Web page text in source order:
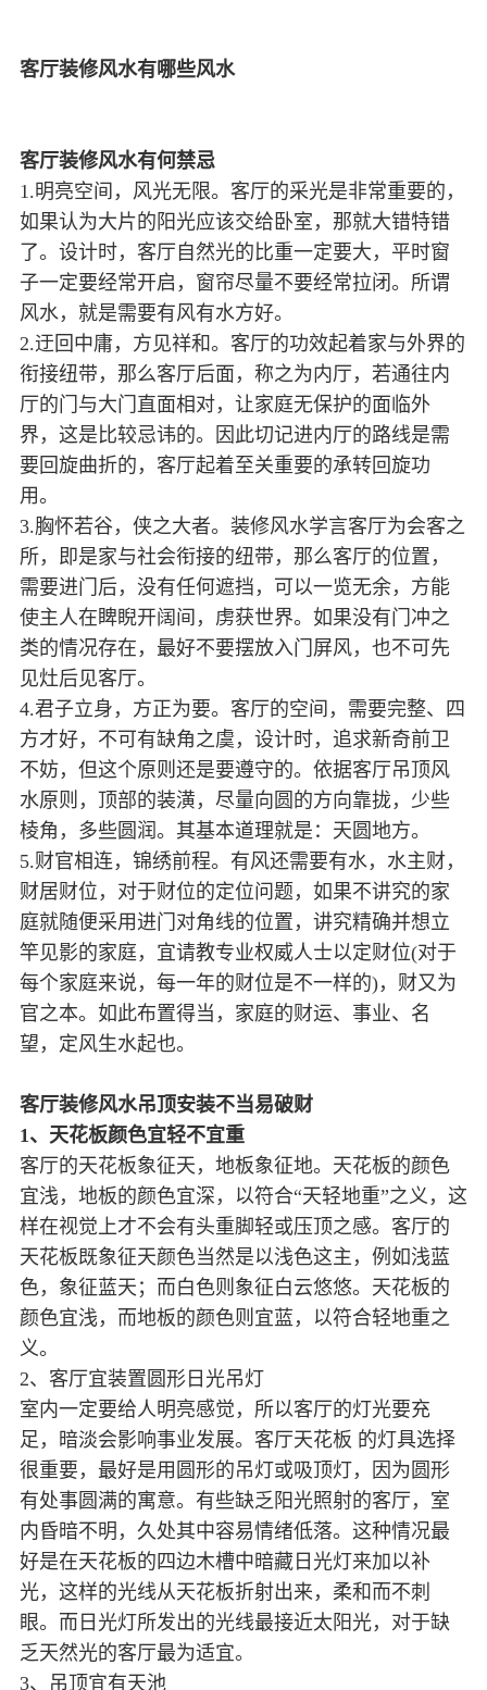
客厅装修风水有哪些风水
客厅装修风水有何禁忌
1.明亮空间，风光无限。客厅的采光是非常重要的，
如果认为大片的阳光应该交给卧室，那就大错特错
了。设计时，客厅自然光的比重一定要大，平时窗
子一定要经常开启，窗帘尽量不要经常拉闭。所谓
风水，就是需要有风有水方好。
2.迂回中庸，方见祥和。客厅的功效起着家与外界的
衔接纽带，那么客厅后面，称之为内厅，若通往内
厅的门与大门直面相对，让家庭无保护的面临外
界，这是比较忌讳的。因此切记进内厅的路线是需
要回旋曲折的，客厅起着至关重要的承转回旋功
用。
3.胸怀若谷，侠之大者。装修风水学言客厅为会客之
所，即是家与社会衔接的纽带，那么客厅的位置，
需要进门后，没有任何遮挡，可以一览无余，方能
使主人在睥睨开阔间，虏获世界。如果没有门冲之
类的情况存在，最好不要摆放入门屏风，也不可先
见灶后见客厅。
4.君子立身，方正为要。客厅的空间，需要完整、四
方才好，不可有缺角之虞，设计时，追求新奇前卫
不妨，但这个原则还是要遵守的。依据客厅吊顶风
水原则，顶部的装潢，尽量向圆的方向靠拢，少些
棱角，多些圆润。其基本道理就是：天圆地方。
5.财官相连，锦绣前程。有风还需要有水，水主财，
财居财位，对于财位的定位问题，如果不讲究的家
庭就随便采用进门对角线的位置，讲究精确并想立
竿见影的家庭，宜请教专业权威人士以定财位(对于
每个家庭来说，每一年的财位是不一样的)，财又为
官之本。如此布置得当，家庭的财运、事业、名
望，定风生水起也。
客厅装修风水吊顶安装不当易破财
1、天花板颜色宜轻不宜重
客厅的天花板象征天，地板象征地。天花板的颜色
宜浅，地板的颜色宜深，以符合“天轻地重”之义，这
样在视觉上才不会有头重脚轻或压顶之感。客厅的
天花板既象征天颜色当然是以浅色这主，例如浅蓝
色，象征蓝天；而白色则象征白云悠悠。天花板的
颜色宜浅，而地板的颜色则宜蓝，以符合轻地重之
义。
2、客厅宜装置圆形日光吊灯
室内一定要给人明亮感觉，所以客厅的灯光要充
足，暗淡会影响事业发展。客厅天花板 的灯具选择
很重要，最好是用圆形的吊灯或吸顶灯，因为圆形
有处事圆满的寓意。有些缺乏阳光照射的客厅，室
内昏暗不明，久处其中容易情绪低落。这种情况最
好是在天花板的四边木槽中暗藏日光灯来加以补
光，这样的光线从天花板折射出来，柔和而不刺
眼。而日光灯所发出的光线最接近太阳光，对于缺
乏天然光的客厅最为适宜。
3、吊顶宜有天池